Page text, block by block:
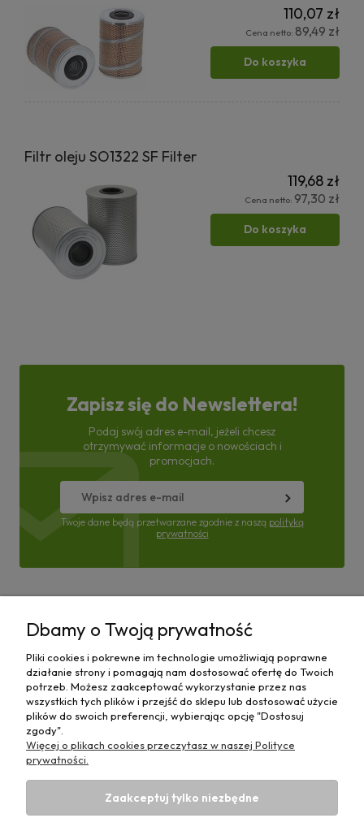
110,07 zł
Cena netto: 89,49 zł
Do koszyka
Filtr oleju SO1322 SF Filter
119,68 zł
Cena netto: 97,30 zł
Do koszyka
Zapisz się do Newslettera!
Podaj swój adres e-mail, jeżeli chcesz
otrzymywać informacje o nowościach i
promocjach.
Twoje dane będą przetwarzane zgodnie z naszą polityką
prywatności
Moje konto
Płatności i dostawa
Informacje
O nas
Dbamy o Twoją prywatność
Pliki cookies i pokrewne im technologie umożliwiają poprawne
działanie strony i pomagają nam dostosować ofertę do Twoich
potrzeb. Możesz zaakceptować wykorzystanie przez nas
wszystkich tych plików i przejść do sklepu lub dostosować użycie
plików do swoich preferencji, wybierając opcję "Dostosuj
zgody".
Więcej o plikach cookies przeczytasz w naszej Polityce
prywatności.
Zaakceptuj tylko niezbędne